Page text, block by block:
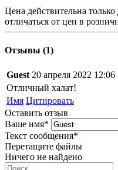
Цена действительна
отличаться от цен в
Отзывы (1)
Guest 20 апреля 2022 12:06
Отличный халат!
Имя Цитировать
Оставить отзыв
Ваше имя*
Текст сообщения*
Перетащите файлы
Ничего не найдено